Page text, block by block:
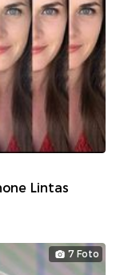
Lintas
7 Foto